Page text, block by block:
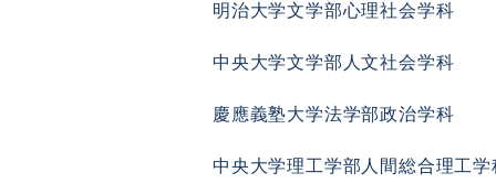
明治大学文学部心理社会学科
中央大学文学部人文社会学科
慶應義塾大学法学部政治学科
中央大学理工学部人間総合理工学